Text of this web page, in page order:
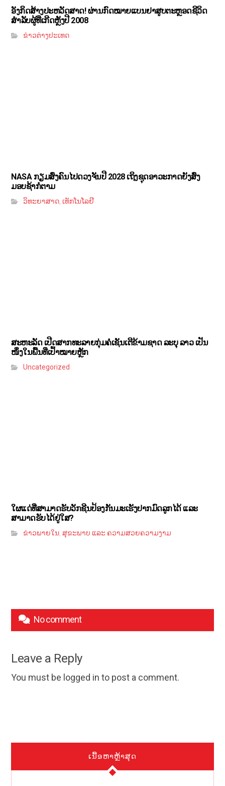
ອັງກິດສ້າງປະຫວັດສາດ! ຜ່ານກົດໝາຍແບນຢາສູບຕະຫຼອດຊີວິດ
ສຳລັບຜູ້ທີ່ເກີດຫຼັງປີ 2008
ຂ່າວຕ່າງປະເທດ
NASA ກຽມສົ່ງຄົນໄປດວງຈັນປີ 2028 ເຖິງຊຸດອາວະກາດຍັງສົ່ງ
ມອບຊ້າກໍຕາມ
ວິທະຍາສາດ ,ເທັກໂນໂລຢີ
ສະຫະລັດ ເປີດສາກທະລາຍກຸ່ມຄໍເຊັນເຕີຂ້າມຊາດ ລະບຸ ລາວ ເປັນ
ໜຶ່ງໃນພື້ນທີ່ເປົ້າໝາຍຫຼັກ
Uncategorized
ໃຜແດ່ທີ່ສາມາດຮັບວັກຊີນປ້ອງກັນມະເຮັງປາກມົດລູກໄດ້ ແລະ
ສາມາດຮັບໄດ້ຢູ່ໃສ?
ຂ່າວພາຍໃນ ,ສຸຂະພາບ ແລະ ຄວາມສວຍຄວາມງາມ
No comment
Leave a Reply
You must be logged in to post a comment.
ເນື້ອຫາຫຼ້າສຸດ